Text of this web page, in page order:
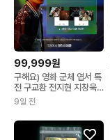
99,999원
구해요) 영화 군체 엽서 특
전 구교환 전지현 지창욱
신현빈 김신록
9일 전